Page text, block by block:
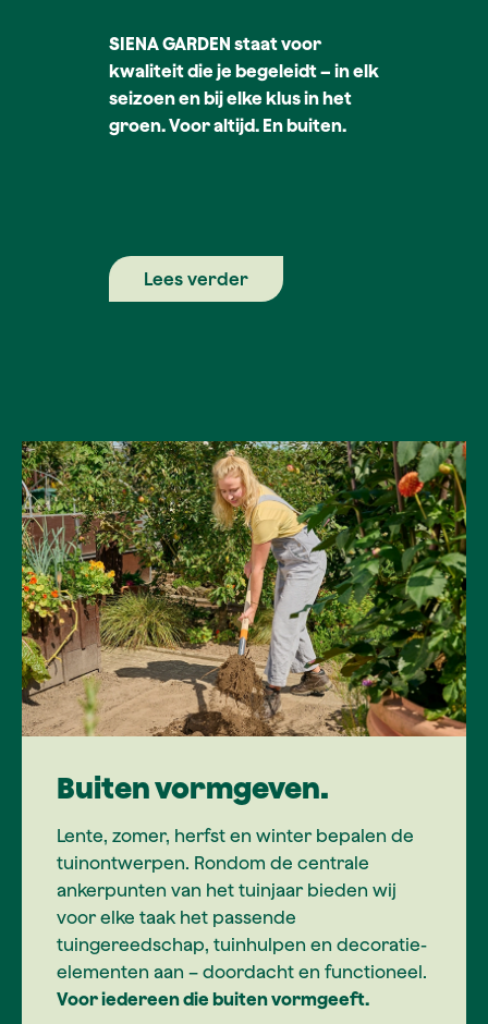
SIENA GARDEN staat voor
kwaliteit die je begeleidt – in elk
seizoen en bij elke klus in het
groen. Voor altijd. En buiten.
Lees verder
Buiten vormgeven.
Lente, zomer, herfst en winter bepalen de
tuinontwerpen. Rondom de centrale
ankerpunten van het tuinjaar bieden wij
voor elke taak het passende
tuingereedschap, tuinhulpen en decoratie-
elementen aan – doordacht en functioneel.
Voor iedereen die buiten vormgeeft.